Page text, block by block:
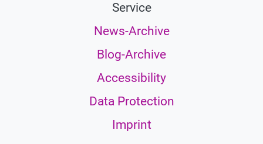
Service
News-Archive
Blog-Archive
Accessibility
Data Protection
Imprint